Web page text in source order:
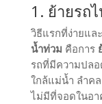
1. ย้ายรถ
วิธีแรกที่ง่ายแล
น้ำท่วม คือการ
รถที่มีความปล
ใกล้แม่น้ำ ลำค
ไม่มีที่จอดในอา